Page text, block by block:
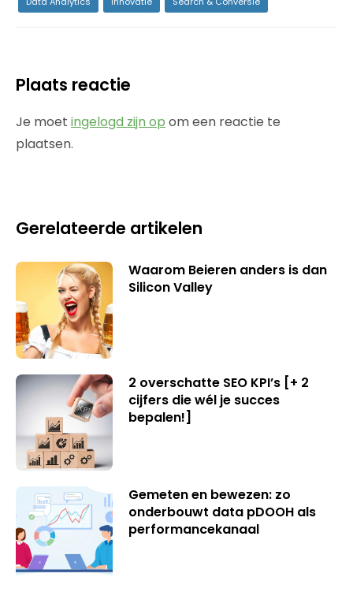
Plaats reactie
Je moet ingelogd zijn op om een reactie te
plaatsen.
Gerelateerde artikelen
Waarom Beieren anders is dan
Silicon Valley
2 overschatte SEO KPI’s [+ 2
cijfers die wél je succes
bepalen!]
Gemeten en bewezen: zo
onderbouwt data pDOOH als
performancekanaal